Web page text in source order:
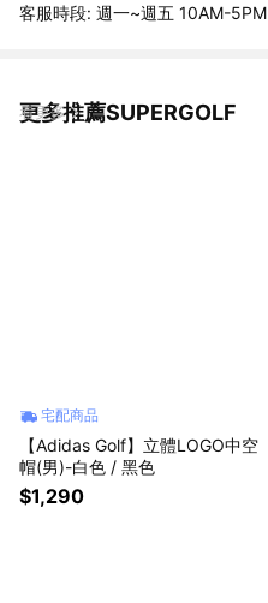
客服時段: 週一~週五 10AM-5PM
更多推薦SUPERGOLF
看更多
宅配商品
【Adidas Golf】立體LOGO中空
帽(男)-白色 / 黑色
$1,290